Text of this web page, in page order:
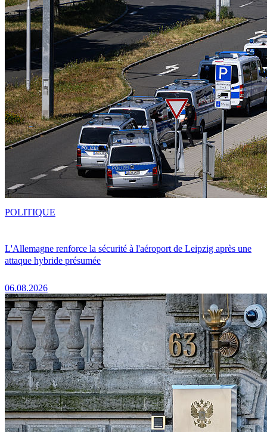
L'Allemagne renforce la sécurité à l'aéroport de Leipzig après une
attaque hybride présumée
06.08.2026
POLITIQUE